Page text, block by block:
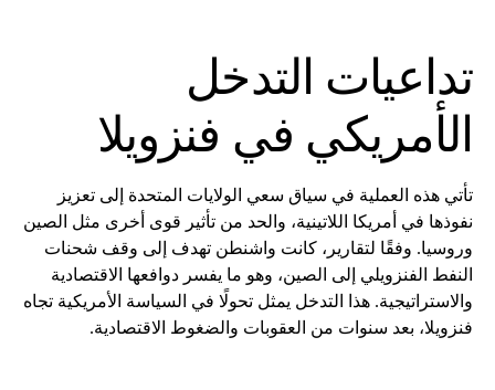
تداعيات التدخل
الأمريكي في فنزويلا
تأتي هذه العملية في سياق سعي الولايات المتحدة إلى تعزيز
نفوذها في أمريكا اللاتينية، والحد من تأثير قوى أخرى مثل الصين
وروسيا. وفقًا لتقارير، كانت واشنطن تهدف إلى وقف شحنات
النفط الفنزويلي إلى الصين، وهو ما يفسر دوافعها الاقتصادية
والاستراتيجية. هذا التدخل يمثل تحولًا في السياسة الأمريكية تجاه
فنزويلا، بعد سنوات من العقوبات والضغوط الاقتصادية.